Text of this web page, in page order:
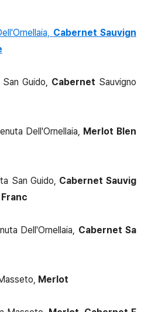
Cabernet Sauvign
Guido, Cabernet Sauvigno
Dell'Ornellaia, Merlot Blen
San Guido, Cabernet Sauvig
Dell'Ornellaia, Cabernet Sa
Merlot